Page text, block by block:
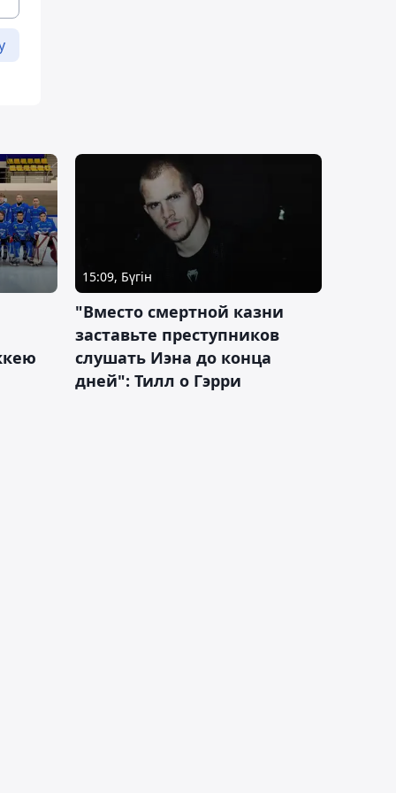
15:09, Бүгін
"Вместо смертной казни
заставьте преступников
слушать Иэна до конца
дней": Тилл о Гэрри